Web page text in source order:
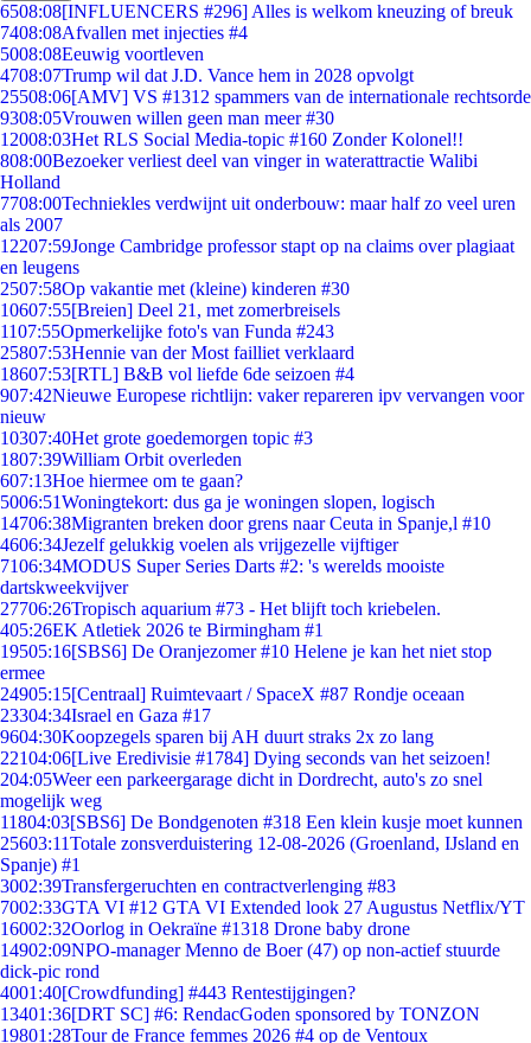
6508:08[INFLUENCERS #296] Alles is welkom kneuzing of breuk
7408:08Afvallen met injecties #4
5008:08Eeuwig voortleven
4708:07Trump wil dat J.D. Vance hem in 2028 opvolgt
25508:06[AMV] VS #1312 spammers van de internationale rechtsorde
9308:05Vrouwen willen geen man meer #30
12008:03Het RLS Social Media-topic #160 Zonder Kolonel!!
808:00Bezoeker verliest deel van vinger in waterattractie Walibi
Holland
7708:00Techniekles verdwijnt uit onderbouw: maar half zo veel uren
als 2007
12207:59Jonge Cambridge professor stapt op na claims over plagiaat
en leugens
2507:58Op vakantie met (kleine) kinderen #30
10607:55[Breien] Deel 21, met zomerbreisels
1107:55Opmerkelijke foto's van Funda #243
25807:53Hennie van der Most failliet verklaard
18607:53[RTL] B&B vol liefde 6de seizoen #4
907:42Nieuwe Europese richtlijn: vaker repareren ipv vervangen voor
nieuw
10307:40Het grote goedemorgen topic #3
1807:39William Orbit overleden
607:13Hoe hiermee om te gaan?
5006:51Woningtekort: dus ga je woningen slopen, logisch
14706:38Migranten breken door grens naar Ceuta in Spanje,l #10
4606:34Jezelf gelukkig voelen als vrijgezelle vijftiger
7106:34MODUS Super Series Darts #2: 's werelds mooiste
dartskweekvijver
27706:26Tropisch aquarium #73 - Het blijft toch kriebelen.
405:26EK Atletiek 2026 te Birmingham #1
19505:16[SBS6] De Oranjezomer #10 Helene je kan het niet stop
ermee
24905:15[Centraal] Ruimtevaart / SpaceX #87 Rondje oceaan
23304:34Israel en Gaza #17
9604:30Koopzegels sparen bij AH duurt straks 2x zo lang
22104:06[Live Eredivisie #1784] Dying seconds van het seizoen!
204:05Weer een parkeergarage dicht in Dordrecht, auto's zo snel
mogelijk weg
11804:03[SBS6] De Bondgenoten #318 Een klein kusje moet kunnen
25603:11Totale zonsverduistering 12-08-2026 (Groenland, IJsland en
Spanje) #1
3002:39Transfergeruchten en contractverlenging #83
7002:33GTA VI #12 GTA VI Extended look 27 Augustus Netflix/YT
16002:32Oorlog in Oekraïne #1318 Drone baby drone
14902:09NPO-manager Menno de Boer (47) op non-actief stuurde
dick-pic rond
4001:40[Crowdfunding] #443 Rentestijgingen?
13401:36[DRT SC] #6: RendacGoden sponsored by TONZON
19801:28Tour de France femmes 2026 #4 op de Ventoux